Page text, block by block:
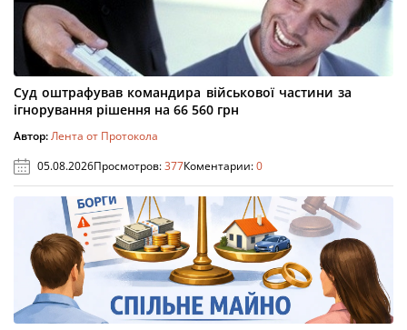
Суд оштрафував командира військової частини за
ігнорування рішення на 66 560 грн
Автор:Лента от Протокола
05.08.2026Просмотров:377Коментарии:0